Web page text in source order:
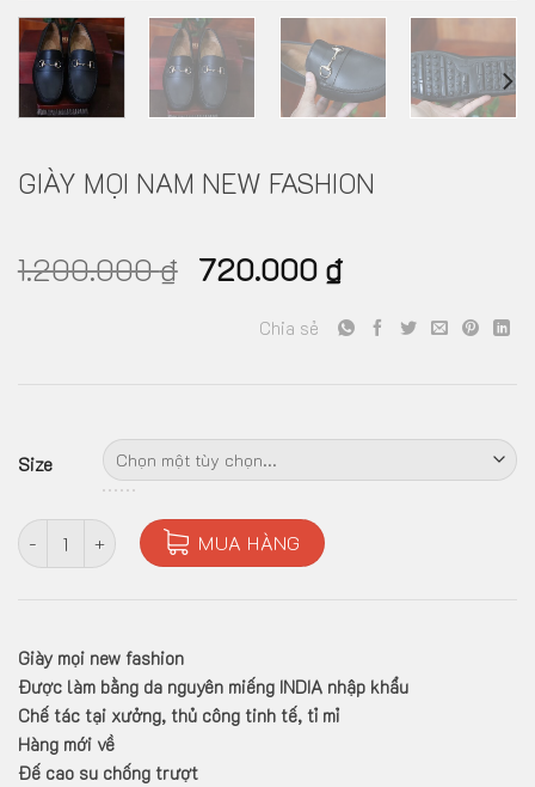
GIÀY MỌI NAM NEW FASHION
1.200.000₫ 720.000 ₫
Chia sẻ
Size
Giày mọi nam new fashion số lượng
MUA HÀNG
Giày mọi new fashion
Được làm bằng da nguyên miếng INDIA nhập khẩu
Chế tác tại xưởng, thủ công tinh tế, tỉ mỉ
Hàng mới về
Đế cao su chống trượt